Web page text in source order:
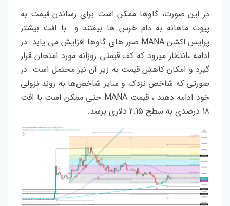
در این صورت، گاوها ممکن است برای رساندن قیمت به
پیوت ماهانه به دام خرس ها بیفتند و با افت بیشتر
پرایس اکشن MANA ضرر های گاوها افزایش می یابد. در
ادامه ،انتظار میرود که کف قیمتی روزانه مورد امتحان قرار
گیرد و امکان کاهش قیمت به زیر آن نیز محتمل است. در
صورتی که شاخص نزدک و سایر شاخص‌ها به روند نزولی
خود ادامه دهند ، قیمت MANA حتی ممکن است با افت
18 درصدی به سطح 2.15 دلاری برسد.